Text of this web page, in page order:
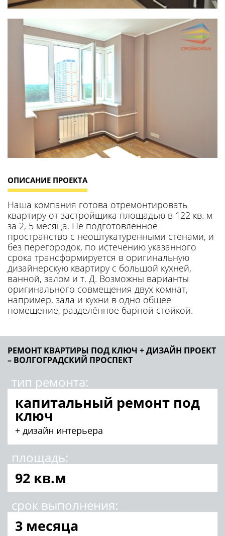
ОПИСАНИЕ ПРОЕКТА
Наша компания готова отремонтировать
квартиру от застройщика площадью в 122 кв. м
за 2, 5 месяца. Не подготовленное
пространство с неоштукатуренными стенами, и
без перегородок, по истечению указанного
срока трансформируется в оригинальную
дизайнерскую квартиру с большой кухней,
ванной, залом и т. Д. Возможны варианты
оригинального совмещения двух комнат,
например, зала и кухни в одно общее
помещение, разделённое барной стойкой.
РЕМОНТ КВАРТИРЫ ПОД КЛЮЧ + ДИЗАЙН ПРОЕКТ
– ВОЛГОГРАДСКИЙ ПРОСПЕКТ
тип ремонта:
капитальный ремонт под
ключ
+ дизайн интерьера
площадь:
92 кв.м
срок выполнения:
3 месяца